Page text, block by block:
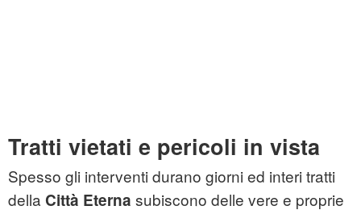
Tratti vietati e pericoli in vista
Spesso gli interventi durano giorni ed interi tratti
della Città Eterna subiscono delle vere e proprie